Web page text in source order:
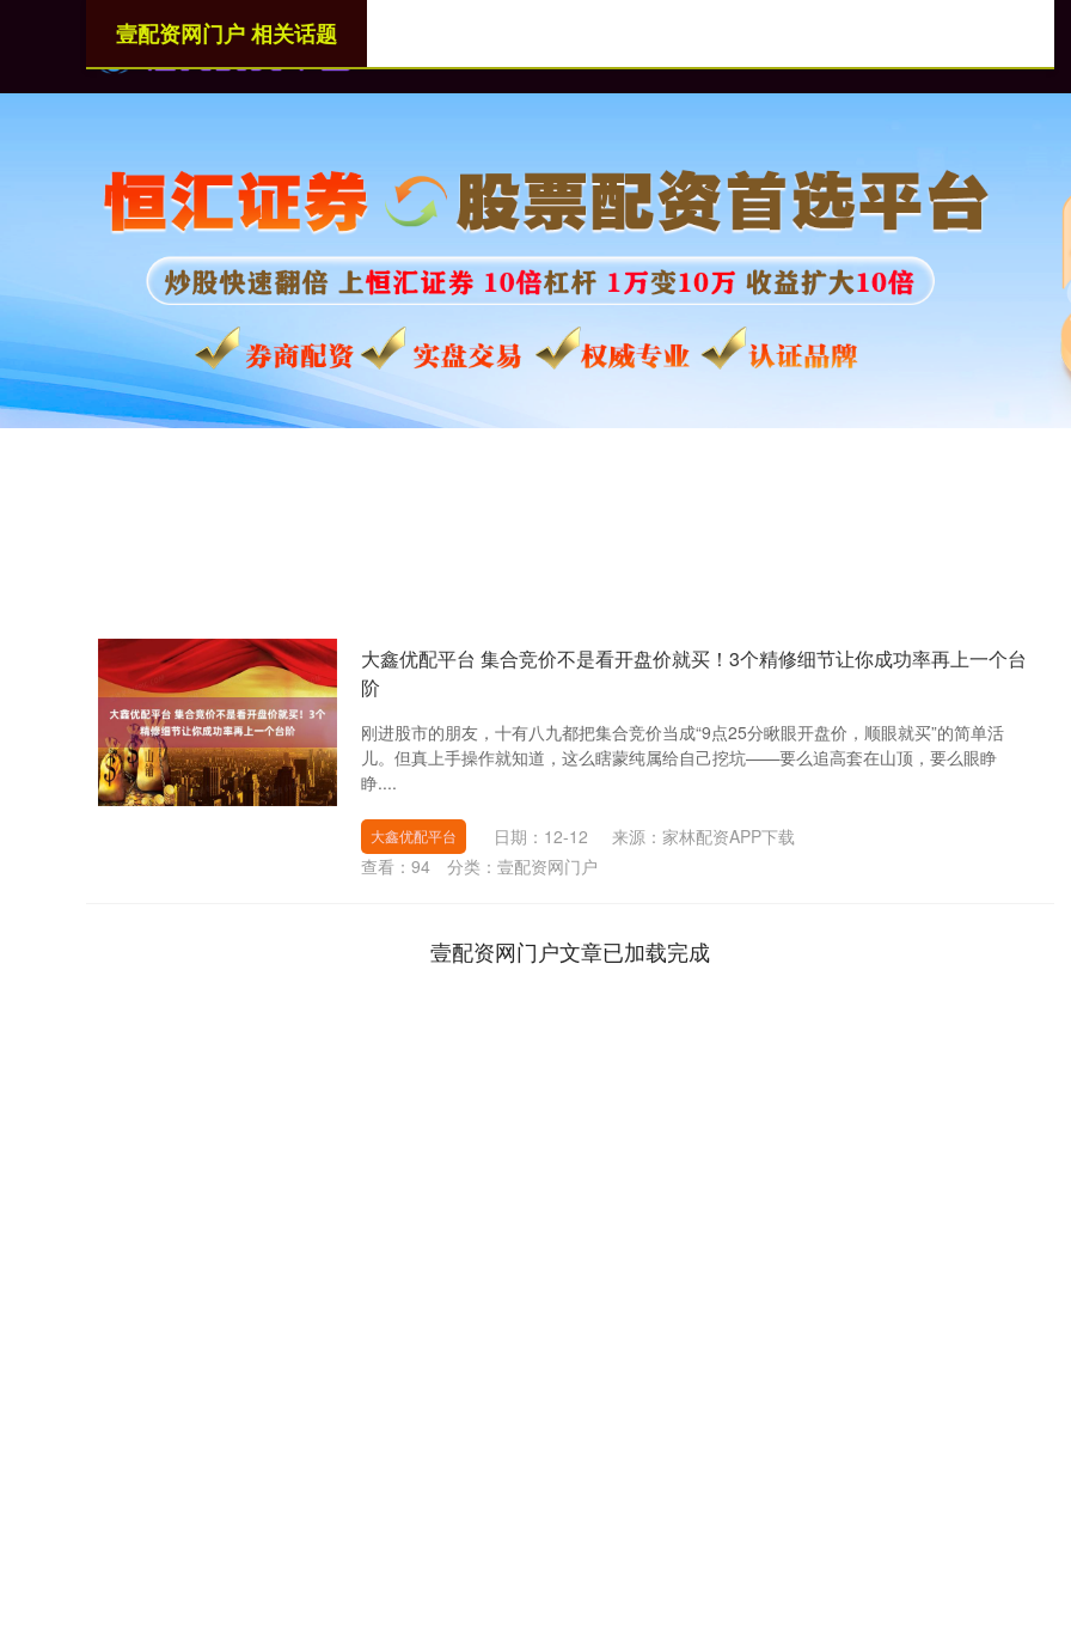
壹配资网门户 相关话题
大鑫优配平台 集合竞价不是看开盘价就买！3个精修细节让你成功率再上一个台
阶
刚进股市的朋友，十有八九都把集合竞价当成“9点25分瞅眼开盘价，顺眼就买”的简单活
儿。但真上手操作就知道，这么瞎蒙纯属给自己挖坑——要么追高套在山顶，要么眼睁
睁....
大鑫优配平台 日期：12-12
来源：家林配资APP下载
查看： 94 分类： 壹配资网门户
壹配资网门户文章已加载完成